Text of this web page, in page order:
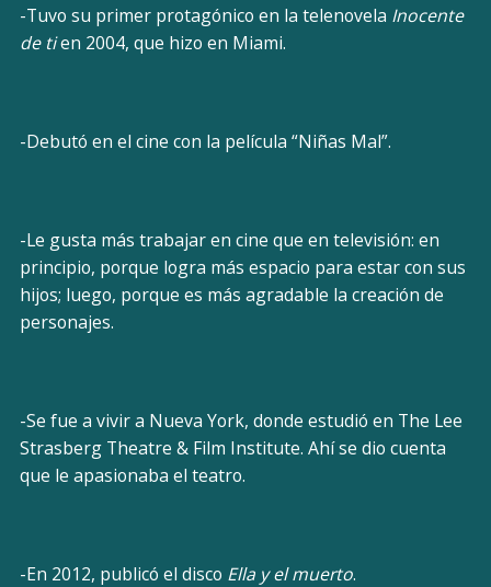
-Tuvo su primer protagónico en la telenovela Inocente
de tien 2004, que hizo en Miami.
-Debutó en el cine con la película “Niñas Mal”.
-Le gusta más trabajar en cine que en televisión: en
principio, porque logra más espacio para estar con sus
hijos; luego, porque es más agradable la creación de
personajes.
-Se fue a vivir a Nueva York, donde estudió en The Lee
Strasberg Theatre & Film Institute. Ahí se dio cuenta
que le apasionaba el teatro.
-En 2012, publicó el disco Ella y el muerto.